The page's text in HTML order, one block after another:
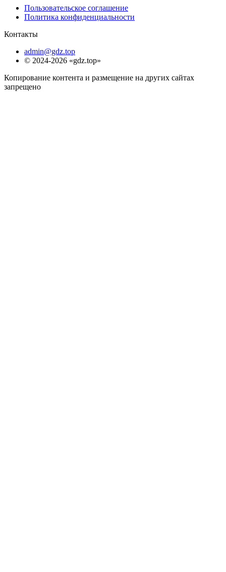
Пользовательское соглашение
Политика конфиденциальности
Контакты
admin@gdz.top
© 2024-2026 «gdz.top»
Копирование контента и размещение на других сайтах
запрещено